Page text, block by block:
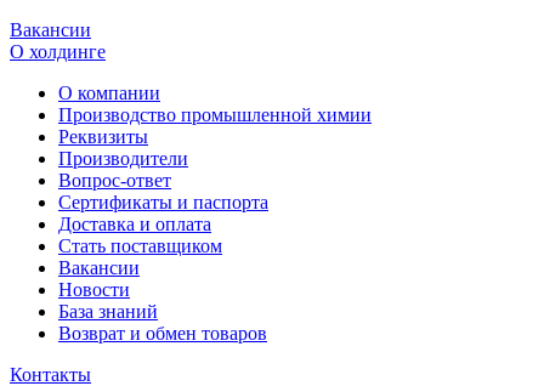
Вакансии
О холдинге
О компании
Производство промышленной химии
Реквизиты
Производители
Вопрос-ответ
Сертификаты и паспорта
Доставка и оплата
Стать поставщиком
Вакансии
Новости
База знаний
Возврат и обмен товаров
Контакты